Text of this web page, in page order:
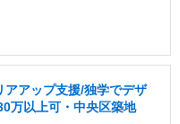
アップ支援/独学でデザ
万以上可・中央区築地